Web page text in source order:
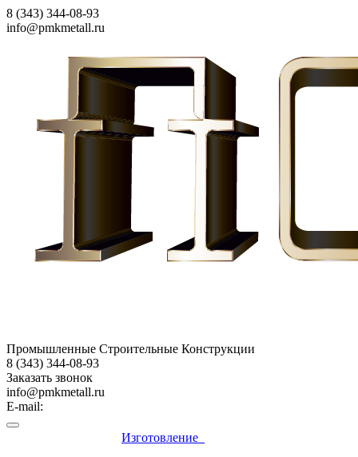
8 (343) 344-08-93
info@pmkmetall.ru
Промышленные Строительные Конструкции
8 (343) 344-08-93
Заказать звонок
info@pmkmetall.ru
E-mail:
Изготовление